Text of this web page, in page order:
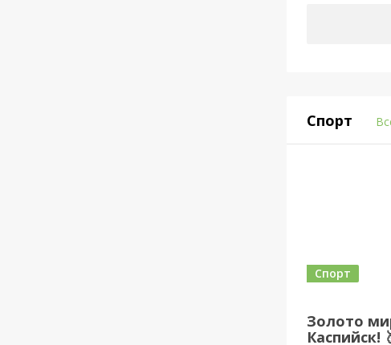
Спорт
Золото
Каспийск!
Спорт